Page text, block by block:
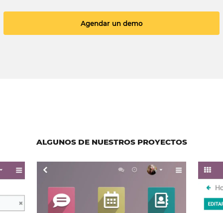
Agendar un demo
ALGUNOS DE NUESTROS PROYECTOS